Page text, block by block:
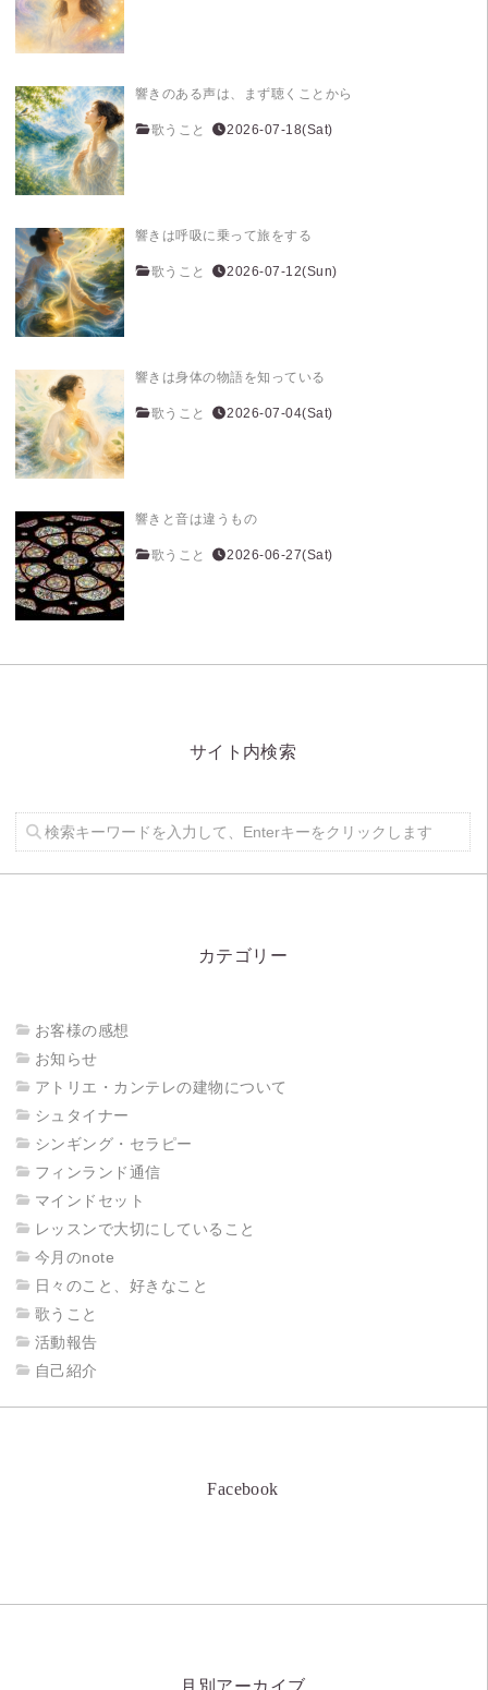
響きのある声は、まず聴くことから
歌うこと 2026-07-18(Sat)
響きは呼吸に乗って旅をする
歌うこと 2026-07-12(Sun)
響きは身体の物語を知っている
歌うこと 2026-07-04(Sat)
響きと音は違うもの
歌うこと 2026-06-27(Sat)
サイト内検索
カテゴリー
お客様の感想
お知らせ
アトリエ・カンテレの建物について
シュタイナー
シンギング・セラピー
フィンランド通信
マインドセット
レッスンで大切にしていること
今月のnote
日々のこと、好きなこと
歌うこと
活動報告
自己紹介
Facebook
月別アーカイブ